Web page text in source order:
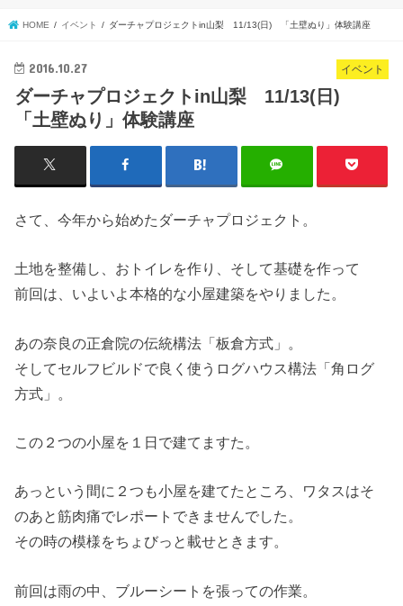
HOME イベント ダーチャプロジェクトin山梨 11/13(日) 「土壁ぬり」体験講座
イベント
2016.10.27
ダーチャプロジェクトin山梨 11/13(日)
「土壁ぬり」体験講座
さて、今年から始めたダーチャプロジェクト。
土地を整備し、おトイレを作り、そして基礎を作って
前回は、いよいよ本格的な小屋建築をやりました。
あの奈良の正倉院の伝統構法「板倉方式」。
そしてセルフビルドで良く使うログハウス構法「角ログ
方式」。
この２つの小屋を１日で建てますた。
あっという間に２つも小屋を建てたところ、ワタスはそ
のあと筋肉痛でレポートできませんでした。
その時の模様をちょびっと載せときます。
前回は雨の中、ブルーシートを張っての作業。